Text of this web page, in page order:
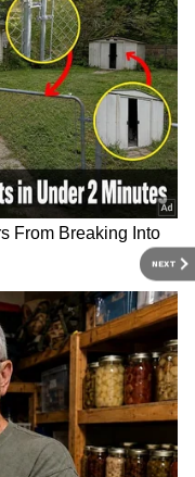
NEXT
ಕೋಪ ಎಂದು ನೆಟ್ಟಿಗರು
News), ಟಿವಿ